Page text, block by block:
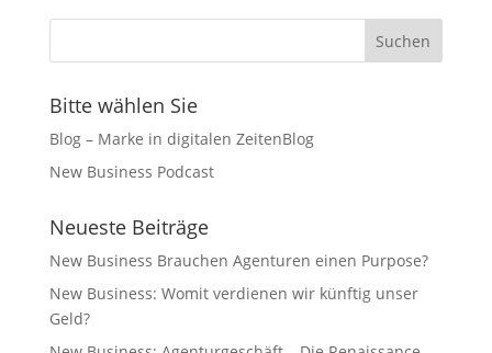
Bitte wählen Sie
Blog – Marke in digitalen ZeitenBlog
New Business Podcast
Neueste Beiträge
New Business Brauchen Agenturen einen Purpose?
New Business: Womit verdienen wir künftig unser
Geld?